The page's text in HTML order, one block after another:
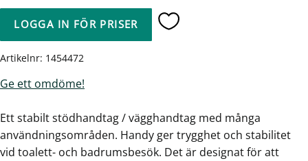
LOGGA IN FÖR PRISER Lägg till i favoriter
Artikelnr 1454472
Ge ett omdöme!
Ett stabilt stödhandtag / vägghandtag med många
användningsområden. Handy ger trygghet och stabilitet
vid toalett- och badrumsbesök. Det är designat för att